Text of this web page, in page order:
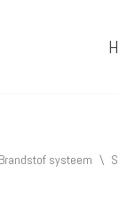
systeem \